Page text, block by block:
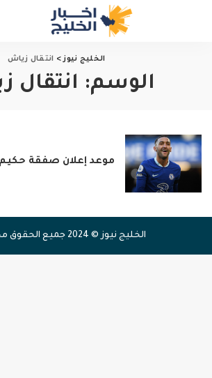
الخليج نيوز> انتقال زياش
الوسم: انتقال
موعد إعلان صفقة
الخليج نيوز © 2024 جميع الحقوق محفوظة.